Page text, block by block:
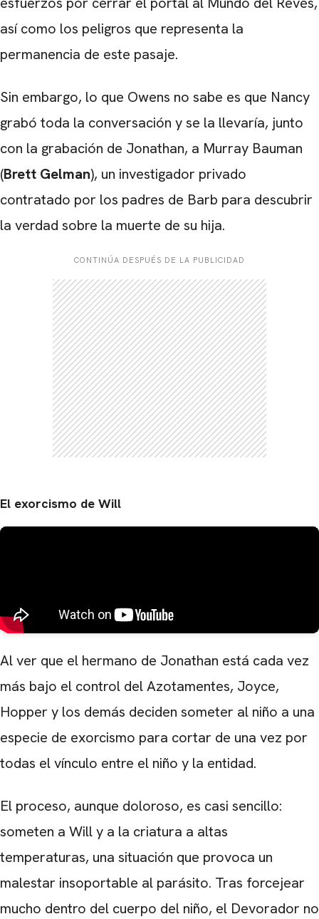
así como los peligros que representa la
permanencia de este pasaje.
Sin embargo, lo que Owens no sabe es que Nancy
grabó toda la conversación y se la llevaría, junto
con la grabación de Jonathan, a Murray Bauman
(Brett Gelman), un investigador privado
contratado por los padres de Barb para descubrir
la verdad sobre la muerte de su hija.
CONTINÚA DESPUÉS DE LA PUBLICIDAD
El exorcismo de Will
Al ver que el hermano de Jonathan está cada vez
más bajo el control del Azotamentes, Joyce,
Hopper y los demás deciden someter al niño a una
especie de exorcismo para cortar de una vez por
todas el vínculo entre el niño y la entidad.
El proceso, aunque doloroso, es casi sencillo:
someten a Will y a la criatura a altas
temperaturas, una situación que provoca un
malestar insoportable al parásito. Tras forcejear
mucho dentro del cuerpo del niño, el Devorador no